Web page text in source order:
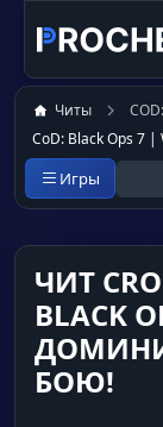
Читы
CoD: Black Ops 7
Игры
ЧИТ
BLACK
БОЮ!